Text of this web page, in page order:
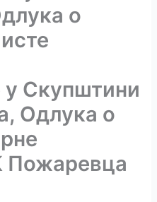
о
у Скупштини
Одлука о
Пожаревца